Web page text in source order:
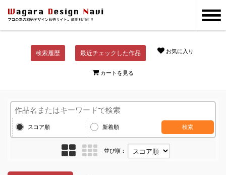
検索履歴 最近チェックした作品 お気に入り
カートを見る
スコア順 新着順 検索
並び順：